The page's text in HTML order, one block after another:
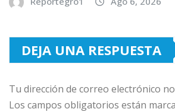
DEJA UNA RESPUESTA
Tu dirección de correo electrónico
Los campos obligatorios están